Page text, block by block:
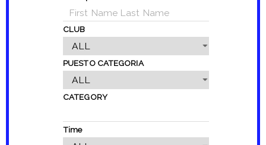
CLUB
PUESTO CATEGORIA
CATEGORY
Time